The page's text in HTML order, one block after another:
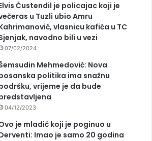
Ćustendil je policajac koji je
u Tuzli ubio Amru
vlasnicu kafića u TC
navodno bili u vezi
07/02/2024
Mehmedović: Nova
politika ima snažnu
vrijeme je da bude
04/12/2023
je mladić koji je poginuo u
Imao je samo 20 godina